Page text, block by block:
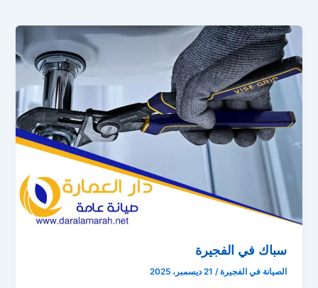
سباك في الفجيرة
الصيانة في الفجيرة/ 21 ديسمبر، 2025